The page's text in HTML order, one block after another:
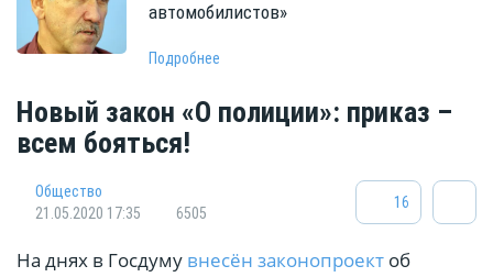
автомобилистов»
Подробнее
Новый закон «О полиции»: приказ –
всем бояться!
Общество
21.05.2020 17:35
6505
16
На днях в Госдуму внесён законопроект об